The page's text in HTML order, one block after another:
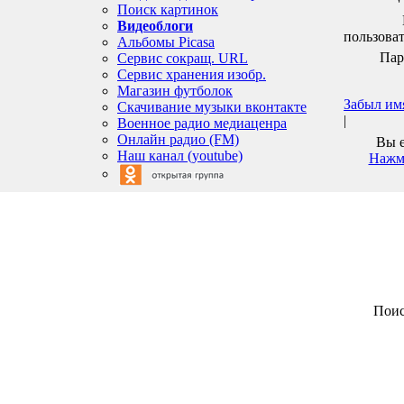
Поиск картинок
Видеоблоги
Альбомы Picasa
Сервис сокращ. URL
Сервис хранения изобр.
Магазин футболок
Скачивание музыки вконтакте
Военное радио медиаценра
Онлайн радио (FM)
Наш канал (youtube)
Забыл
|
Вы